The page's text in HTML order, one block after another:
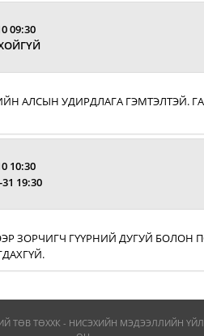
09:30
АЛСЫН УДИРДЛАГА ГЭМТЭЛТЭЙ.
10:30
19:30
ЗОРЧИГЧ ГҮҮРНИЙ ДУГУЙ БОЛОН
ТӨВ ТӨХХК - НИСЭХИЙН МЭДЭЭЛЛИЙН